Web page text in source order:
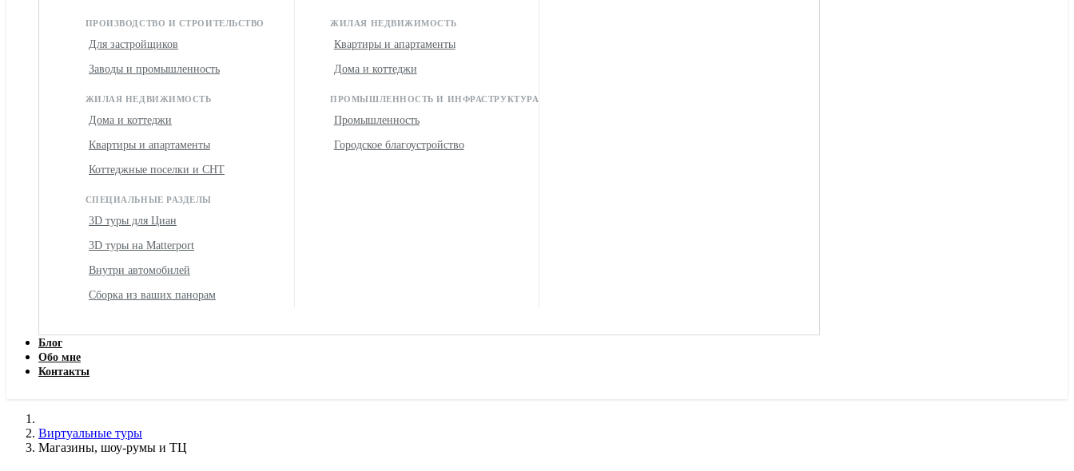
ПРОИЗВОДСТВО И СТРОИТЕЛЬСТВО
Для застройщиков
Заводы и промышленность
ЖИЛАЯ НЕДВИЖИМОСТЬ
Дома и коттеджи
Квартиры и апартаменты
Коттеджные поселки и СНТ
СПЕЦИАЛЬНЫЕ РАЗДЕЛЫ
3D туры для Циан
3D туры на Matterport
Внутри автомобилей
Сборка из ваших панорам
ЖИЛАЯ НЕДВИЖИМОСТЬ
Квартиры и апартаменты
Дома и коттеджи
ПРОМЫШЛЕННОСТЬ И ИНФРАСТРУКТУРА
Промышленность
Городское благоустройство
Блог
Обо мне
Контакты
Виртуальные туры
Магазины, шоу-румы и ТЦ